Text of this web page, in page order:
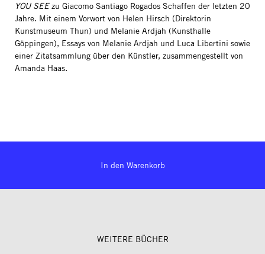
YOU SEEzu Giacomo Santiago Rogados Schaffen der letzten 20
Jahre. Mit einem Vorwort von Helen Hirsch (Direktorin
Kunstmuseum Thun) und Melanie Ardjah (Kunsthalle
Göppingen), Essays von Melanie Ardjah und Luca Libertini sowie
einer Zitatsammlung über den Künstler, zusammengestellt von
Amanda Haas.
In den Warenkorb
WEITERE BÜCHER